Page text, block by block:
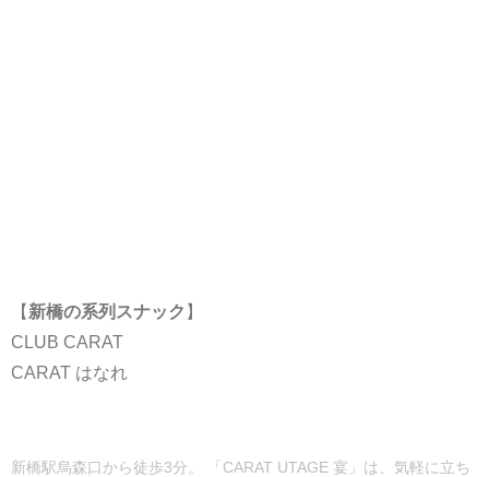
【 新橋の系列スナック 】
CLUB CARAT
CARAT はなれ
新橋駅烏森口から徒歩3分。 「CARAT UTAGE 宴」は、気軽に立ち